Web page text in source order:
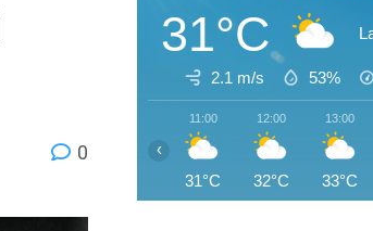
0
31°C
2.1 m/s 53%
11:00
31°C
12:00
32°C
13:00
33°C
‹